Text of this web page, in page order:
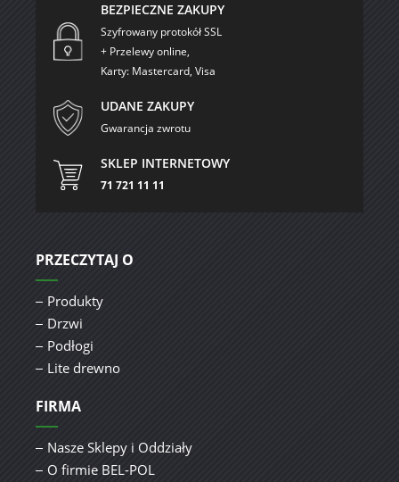
BEZPIECZNE ZAKUPY
Szyfrowany protokół SSL
+ Przelewy online,
Karty: Mastercard, Visa
UDANE ZAKUPY
Gwarancja zwrotu
SKLEP INTERNETOWY
71 721 11 11
PRZECZYTAJ O
Produkty
Drzwi
Podłogi
Lite drewno
FIRMA
Nasze Sklepy i Oddziały
O firmie BEL-POL